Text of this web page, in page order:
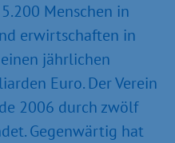
Menschen in
erwirtschaften in
jährlichen
Euro. Der Verein
2006 durch zwölf
Gegenwärtig hat